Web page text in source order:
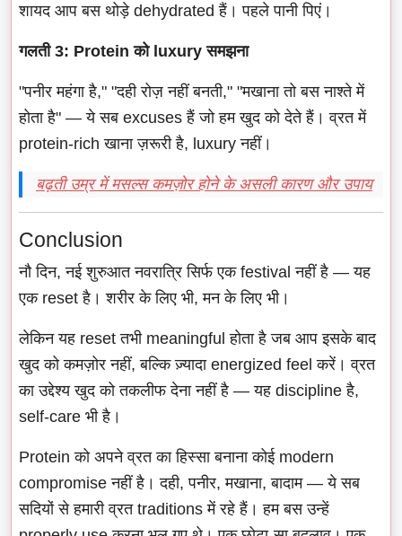
शायद आप बस थोड़े dehydrated हैं। पहले पानी पिएं।
गलती 3: Protein को luxury समझना
"पनीर महंगा है," "दही रोज़ नहीं बनती," "मखाना तो बस नाश्ते में
होता है" — ये सब excuses हैं जो हम खुद को देते हैं। व्रत में
protein-rich खाना ज़रूरी है, luxury नहीं।
बढ़ती उम्र में मसल्स कमज़ोर होने के असली कारण और उपाय
Conclusion
नौ दिन, नई शुरुआत नवरात्रि सिर्फ एक festival नहीं है — यह
एक reset है। शरीर के लिए भी, मन के लिए भी।
लेकिन यह reset तभी meaningful होता है जब आप इसके बाद
खुद को कमज़ोर नहीं, बल्कि ज़्यादा energized feel करें। व्रत
का उद्देश्य खुद को तकलीफ देना नहीं है — यह discipline है,
self-care भी है।
Protein को अपने व्रत का हिस्सा बनाना कोई modern
compromise नहीं है। दही, पनीर, मखाना, बादाम — ये सब
सदियों से हमारी व्रत traditions में रहे हैं। हम बस उन्हें